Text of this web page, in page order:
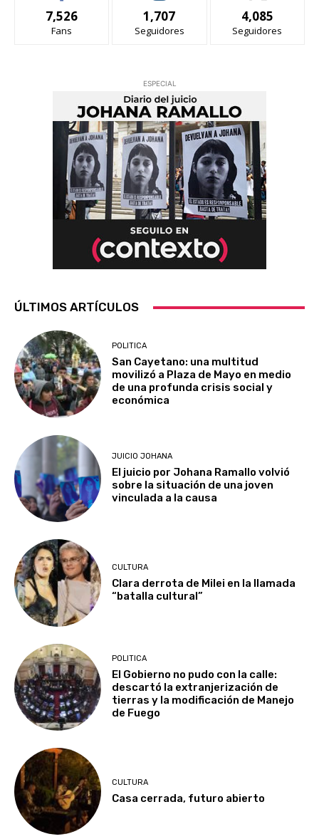
7,526
Fans
1,707
Seguidores
4,085
Seguidores
ESPECIAL
ÚLTIMOS ARTÍCULOS
POLITICA
San Cayetano: una multitud
movilizó a Plaza de Mayo en medio
de una profunda crisis social y
económica
JUICIO JOHANA
El juicio por Johana Ramallo volvió
sobre la situación de una joven
vinculada a la causa
CULTURA
Clara derrota de Milei en la llamada
“batalla cultural”
POLITICA
El Gobierno no pudo con la calle:
descartó la extranjerización de
tierras y la modificación de Manejo
de Fuego
CULTURA
Casa cerrada, futuro abierto